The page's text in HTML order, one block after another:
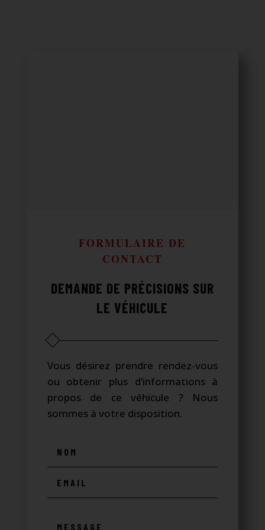
FORMULAIRE DE
CONTACT
DEMANDE DE PRÉCISIONS SUR
LE VÉHICULE
Vous désirez prendre rendez-vous
ou obtenir plus d’informations à
propos de ce véhicule ? Nous
sommes à votre disposition.